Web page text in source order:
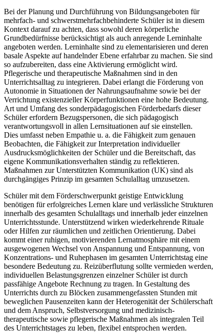
Bei der Planung und Durchführung von Bildungsangeboten für
mehrfach- und schwerstmehrfachbehinderte Schüler ist in diesem
Kontext darauf zu achten, dass sowohl deren körperliche
Grundbedürfnisse berücksichtigt als auch anregende Lerninhalte
angeboten werden. Lerninhalte sind zu elementarisieren und deren
basale Aspekte auf handelnder Ebene erfahrbar zu machen. Sie sind
so aufzubereiten, dass eine Aktivierung ermöglicht wird.
Pflegerische und therapeutische Maßnahmen sind in den
Unterrichtsalltag zu integrieren. Dabei erlangt die Förderung von
Autonomie in Situationen der Nahrungsaufnahme sowie bei der
Verrichtung existenzieller Körperfunktionen eine hohe Bedeutung.
Art und Umfang des sonderpädagogischen Förderbedarfs dieser
Schüler erfordern Bezugspersonen, die sich pädagogisch
verantwortungsvoll in allen Lernsituationen auf sie einstellen.
Dies umfasst neben Empathie u. a. die Fähigkeit zum genauen
Beobachten, die Fähigkeit zur Interpretation individueller
Ausdrucksmöglichkeiten der Schüler und die Bereitschaft, das
eigene Kommunikationsverhalten ständig zu reflektieren.
Maßnahmen zur Unterstützten Kommunikation (UK) sind als
durchgängiges Prinzip im gesamten Schulalltag umzusetzen.
Schüler mit dem Förderschwerpunkt geistige Entwicklung
benötigen für erfolgreiches Lernen klare und verlässliche Strukturen
innerhalb des gesamten Schulalltags und innerhalb jeder einzelnen
Unterrichtsstunde. Unterstützend wirken wiederkehrende Rituale
oder Hilfen zur räumlichen und zeitlichen Orientierung. Dabei
kommt einer ruhigen, motivierenden Lernatmosphäre mit einem
ausgewogenen Wechsel von Anspannung und Entspannung, von
Konzentrations- und Ruhephasen im gesamten Unterrichtstag eine
besondere Bedeutung zu. Reizüberflutung sollte vermieden werden,
individuellen Belastungsgrenzen einzelner Schüler ist durch
passfähige Angebote Rechnung zu tragen. In Gestaltung des
Unterrichts durch zu Blöcken zusammengefassten Stunden mit
beweglichen Pausenzeiten kann der Heterogenität der Schülerschaft
und dem Anspruch, Selbstversorgung und medizinisch-
therapeutische sowie pflegerische Maßnahmen als integralen Teil
des Unterrichtstages zu leben, flexibel entsprochen werden.